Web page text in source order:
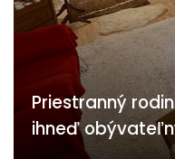
Priestranný
ihneď